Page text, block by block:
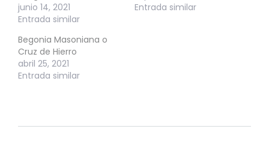
junio 14, 2021
Entrada similar
Entrada similar
Begonia Masoniana o
Cruz de Hierro
abril 25, 2021
Entrada similar